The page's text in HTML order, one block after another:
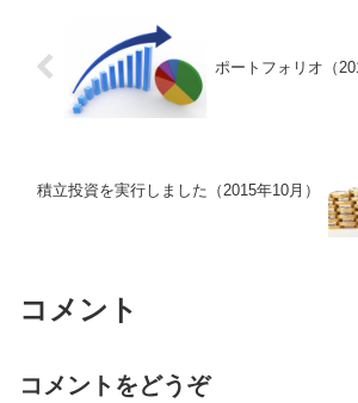
ポートフォリオ（
積立投資を実行しました（2015年10月）
コメント
コメントをどうぞ